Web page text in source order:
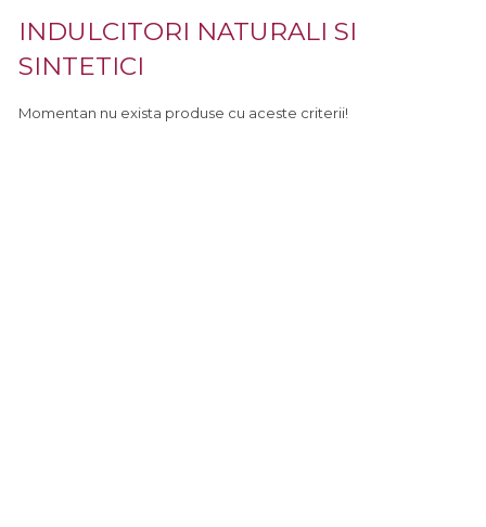
Despre noi
INDULCITORI NATURALI SI
SINTETICI
Momentan nu exista produse cu aceste criterii!